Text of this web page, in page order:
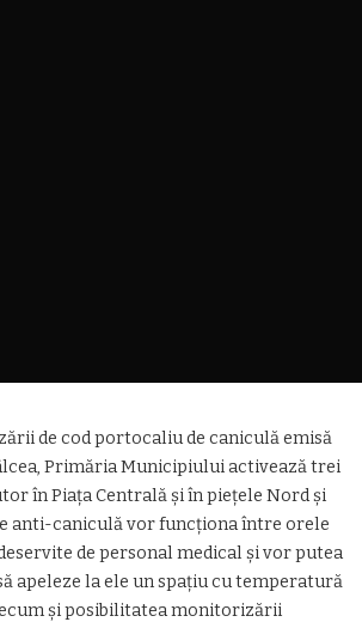
de cod portocaliu de caniculă emisă
Primăria Municipiului activează trei
în Piața Centrală și în piețele Nord și
anti-caniculă vor funcționa între orele
deservite de personal medical și vor putea
apeleze la ele un spațiu cu temperatură
și posibilitatea monitorizării